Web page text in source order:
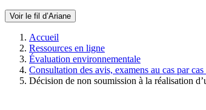
Voir le fil d’Ariane
Accueil
Ressources en ligne
Évaluation environnementale
Consultation des avis, examens au cas par
Décision de non soumission à la réalisation